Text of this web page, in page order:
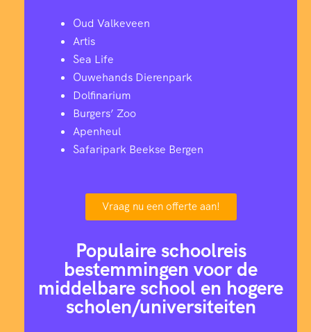
Oud Valkeveen
Artis
Sea Life
Ouwehands Dierenpark
Dolfinarium
Burgers’ Zoo
Apenheul
Safaripark Beekse Bergen
Vraag nu een offerte aan!
Populaire schoolreis
bestemmingen voor de
middelbare school en hogere
scholen/universiteiten